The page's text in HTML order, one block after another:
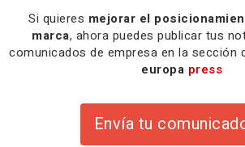
Si quieres mejorar el
marca, ahora puedes publicar tus
comunicados de empresa en la sección
europa press
Envía tu